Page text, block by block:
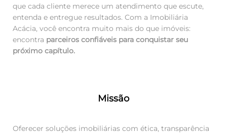
que cada cliente merece um atendimento que escute,
entenda e entregue resultados. Com a Imobiliária
Acácia, você encontra muito mais do que imóveis:
encontra parceiros confiáveis para conquistar seu
próximo capítulo.
Missão
Oferecer soluções imobiliárias com ética, transparência